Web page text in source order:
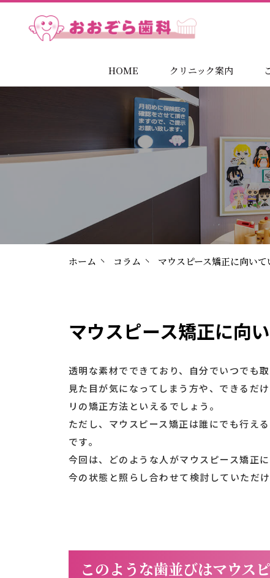
HOME クリニック案内
ホーム コラム マウスピース矯正に向い
マウスピース矯正に向
透明な素材でできており、自分でいつでも
見た目が気になってしまう方や、できるだ
リの矯正方法といえるでしょう。
ただし、マウスピース矯正は誰にでも行え
です。
今回は、どのような人がマウスピース矯正
今の状態と照らし合わせて検討していただけ
このような歯並びはマウス